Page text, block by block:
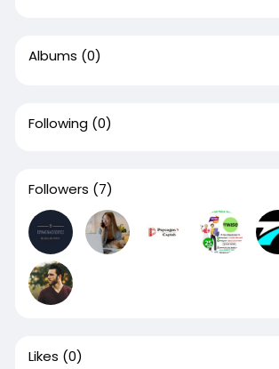
Albums (0)
Following (0)
Followers (7)
Likes (0)